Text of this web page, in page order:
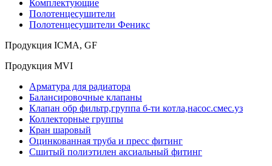
Комплектующие
Полотенцесушители
Полотенцесушители Феникс
Продукция ICMA, GF
Продукция MVI
Арматура для радиатора
Балансировочные клапаны
Клапан обр фильтр,группа б-ти котла,насос.смес.уз
Коллекторные группы
Кран шаровый
Оцинкованная труба и пресс фитинг
Сшитый полиэтилен аксиальный фитинг